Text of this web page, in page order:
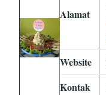
Alamat
Website
Kontak